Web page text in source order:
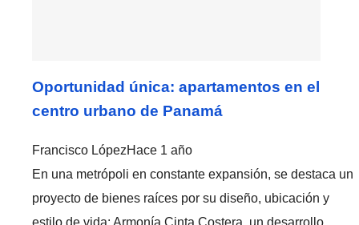
Oportunidad única: apartamentos en el
centro urbano de Panamá
Francisco LópezHace 1 año
En una metrópoli en constante expansión, se destaca un
proyecto de bienes raíces por su diseño, ubicación y